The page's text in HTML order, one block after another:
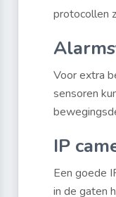
protocollen
Voor extra
sensoren
IP
Een goede
in de gaten